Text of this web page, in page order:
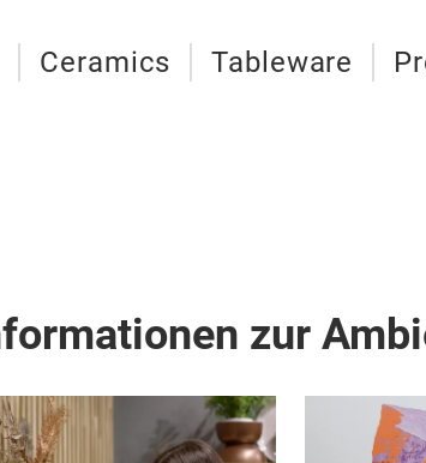
Ceramics Tableware
zur